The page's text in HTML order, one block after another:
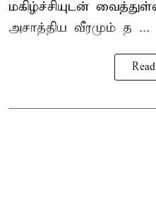
மகிழ்ச்சியுடன்
அசாத்திய வீரமும் த ...